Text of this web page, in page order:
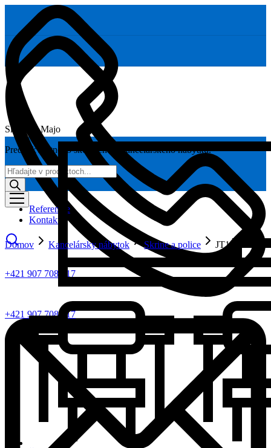
+421 907 708 817
+421 907 708 817
Skoláčik Majo
Predaj kvalitného školského a kancelárskeho nábytku.
Products
search
Referencie
Kontakt
Domov Kancelársky nábytok Skrine a police JT11